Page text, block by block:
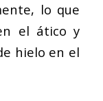
lo que
el ático y
hielo en el